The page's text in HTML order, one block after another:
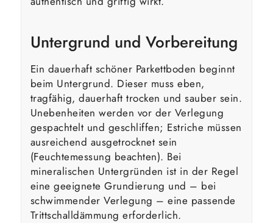
Untergrund und Vorbereitung
Ein dauerhaft schöner Parkettboden beginnt
beim Untergrund. Dieser muss eben,
tragfähig, dauerhaft trocken und sauber sein.
Unebenheiten werden vor der Verlegung
gespachtelt und geschliffen; Estriche müssen
ausreichend ausgetrocknet sein
(Feuchtemessung beachten). Bei
mineralischen Untergründen ist in der Regel
eine geeignete Grundierung und – bei
schwimmender Verlegung – eine passende
Trittschalldämmung erforderlich.